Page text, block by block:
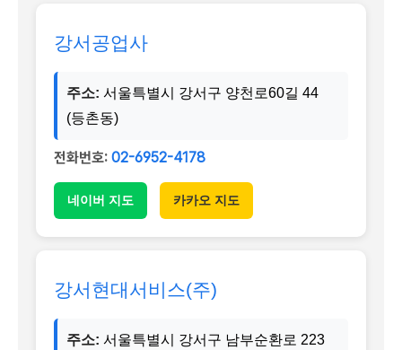
강서공업사
주소: 서울특별시 강서구 양천로60길 44
(등촌동)
전화번호: 02-6952-4178
네이버 지도 카카오 지도
강서현대서비스(주)
주소: 서울특별시 강서구 남부순환로 223